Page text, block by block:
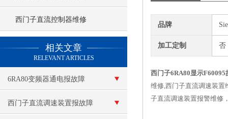
西门子直流控制器维修
相关文章
RELEVANT ARTICLES
6RA80变频器通电报故障
F60100
西门子直流调速装置报故障
品牌
加工定制 否
西门子6RA80显示F60095
维修,西门子直流调速装置
子直流调速装置报警维修